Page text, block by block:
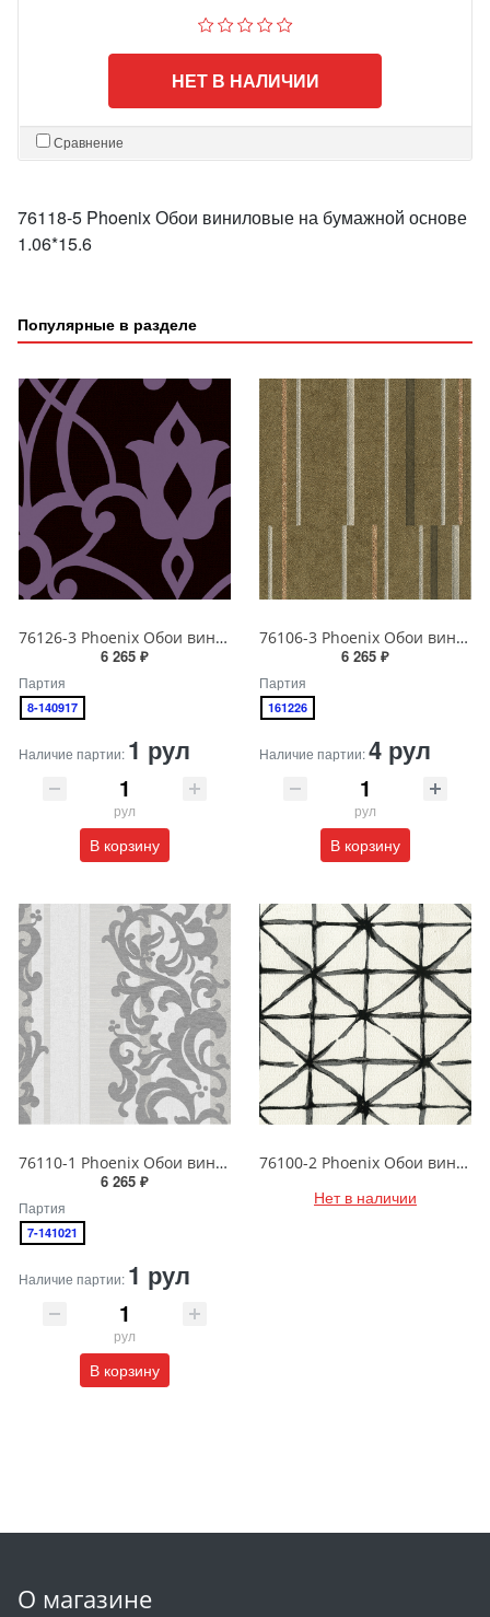
НЕТ В НАЛИЧИИ
Сравнение
76118-5 Phoenix Обои виниловые на бумажной основе
1.06*15.6
Популярные в разделе
76126-3 Phoenix Обои виниловые на бумажной основе 1.06*15.6
6 265 ₽
Партия
8-140917
Наличие партии: 1 рул
рул
В корзину
76106-3 Phoenix Обои виниловые на бумажной основе 1.06*15.6
6 265 ₽
Партия
161226
Наличие партии:4 рул
рул
В корзину
76110-1 Phoenix Обои виниловые на бумажной основе 1.06*15.6
6 265 ₽
Партия
7-141021
Наличие партии: 1 рул
рул
В корзину
76100-2 Phoenix Обои виниловые на бумажной основе 1.06*15.6
Нет в наличии
О магазине